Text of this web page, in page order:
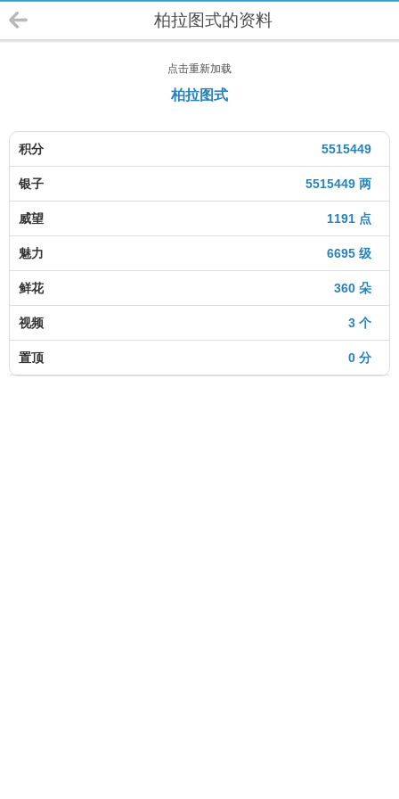
柏拉图式的资料
点击重新加载
柏拉图式
5515449
积分
5515449 两
银子
1191 点
威望
6695 级
魅力
360 朵
鲜花
3 个
视频
0 分
置顶